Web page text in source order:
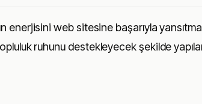
enerjisini web sitesine başarıyla
ruhunu destekleyecek şekilde